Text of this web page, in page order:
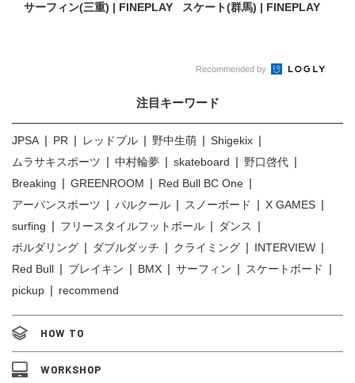
サーフィン(三重) | FINEPLAY スケート(群馬) | FINEPLAY
Recommended by
注目キーワード
JPSA PR レッドブル 野中生萌
Shigekix
ムラサキスポーツ
中村輪夢 skateboard
野口啓代
Breaking
GREENROOM
Red Bull BC One
アーバンスポーツ
パルクール スノーボード
X GAMES
surfing
フリースタイルフットボール
ダンス
ボルダリング
ダブルダッチ クライミング
INTERVIEW
Red Bull
ブレイキン BMX サーフィン
スケートボード
pickup
recommend
HOW TO
WORKSHOP